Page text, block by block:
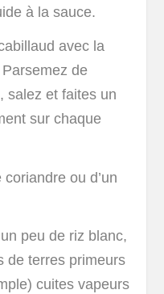
à la sauce.
avec la
de
salez et faites un
sur chaque
ou d’un
peu de riz blanc,
de terres primeurs
cuites vapeurs